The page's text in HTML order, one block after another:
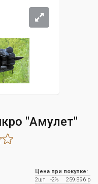
"Амулет"
Цена при покупке:
2шт
-2%
259.896 р